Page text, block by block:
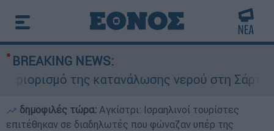
BREAKING NEWS:
της κατανάλωσης νερού στη Σάρτη
δημοφιλές τώρα: Αγκίστρι: Ισραηλινοί τουρίστες
επιτέθηκαν σε διαδηλωτές που φώναζαν υπέρ της